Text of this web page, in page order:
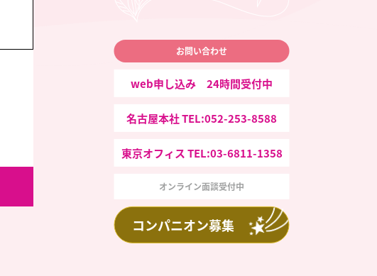
お問い合わせ
web申し込み 24時間受付中
名古屋本社 TEL:052-253-8588
東京オフィス TEL:03-6811-1358
オンライン面談受付中
コンパニオン募集